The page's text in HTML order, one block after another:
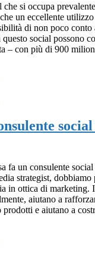
che si occupa
un eccellente
di non poco conto
social possono
– con più di 900
fa un consulente
strategist, dobbiamo
in ottica di marketing.
aiutano a
prodotti e aiutano a